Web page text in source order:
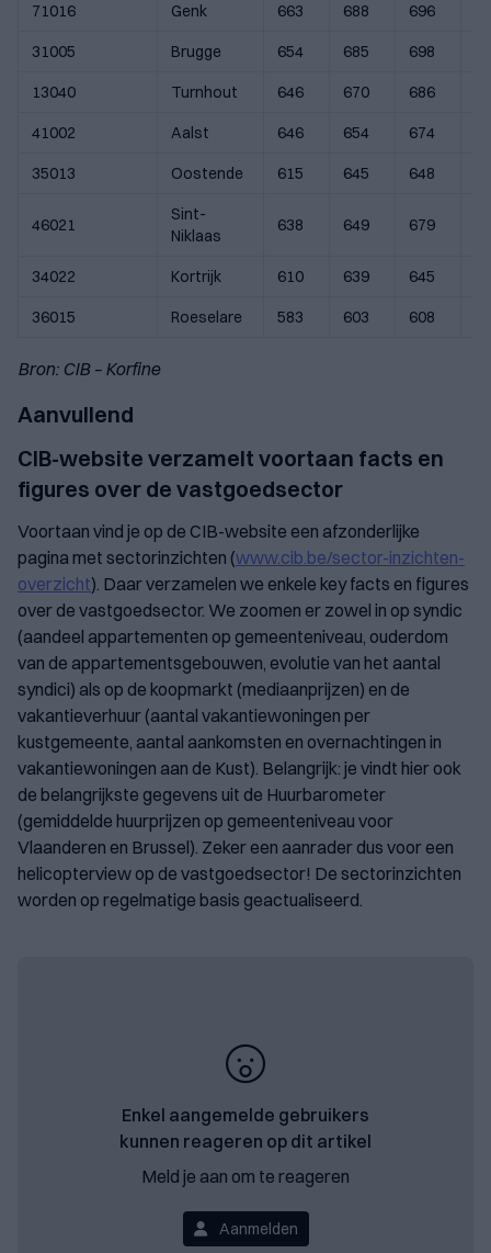
71016 Genk 663 688 696
31005 Brugge 654 685 698
13040 Turnhout 646 670 686
41002 Aalst 646 654 674
35013 Oostende 615 645 648
46021
Sint-
Niklaas
638 649 679
34022 Kortrijk 610 639 645
36015 Roeselare 583 603 608
Bron: CIB – Korfine
Aanvullend
CIB-website verzamelt voortaan facts en
figures over de vastgoedsector
Voortaan vind je op de CIB-website een afzonderlijke
pagina met sectorinzichten (www.cib.be/sector-inzichten-
overzicht). Daar verzamelen we enkele key facts en figures
over de vastgoedsector. We zoomen er zowel in op syndic
(aandeel appartementen op gemeenteniveau, ouderdom
van de appartementsgebouwen, evolutie van het aantal
syndici) als op de koopmarkt (mediaanprijzen) en de
vakantieverhuur (aantal vakantiewoningen per
kustgemeente, aantal aankomsten en overnachtingen in
vakantiewoningen aan de Kust). Belangrijk: je vindt hier ook
de belangrijkste gegevens uit de Huurbarometer
(gemiddelde huurprijzen op gemeenteniveau voor
Vlaanderen en Brussel). Zeker een aanrader dus voor een
helicopterview op de vastgoedsector! De sectorinzichten
worden op regelmatige basis geactualiseerd.
Enkel aangemelde gebruikers
kunnen reageren op dit artikel
Meld je aan om te reageren
Aanmelden